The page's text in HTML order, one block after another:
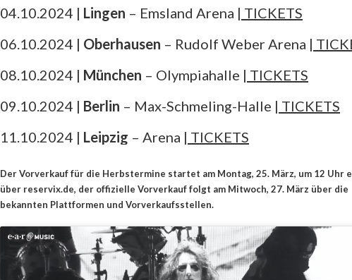
04.10.2024 | Lingen – Emsland Arena | TICKETS
06.10.2024 | Oberhausen – Rudolf Weber Arena |
08.10.2024 | München – Olympiahalle | TICKETS
09.10.2024 | Berlin – Max-Schmeling-Halle | TICKETS
11.10.2024 | Leipzig – Arena | TICKETS
Der Vorverkauf für die Herbstermine startet am Montag, 25. März, um 12 Uhr
über reservix.de, der offizielle Vorverkauf folgt am Mitwoch, 27. März über die
bekannten Plattformen und Vorverkaufsstellen.